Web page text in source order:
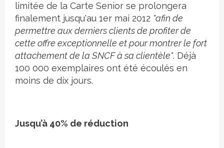
limitée de la Carte Senior se prolongera
finalement jusqu'au 1er mai 2012 "afin de
permettre aux derniers clients de profiter de
cette offre exceptionnelle et pour montrer le fort
attachement de la SNCF à sa clientèle". Déjà
100 000 exemplaires ont été écoulés en
moins de dix jours.
Jusqu’à 40% de réduction